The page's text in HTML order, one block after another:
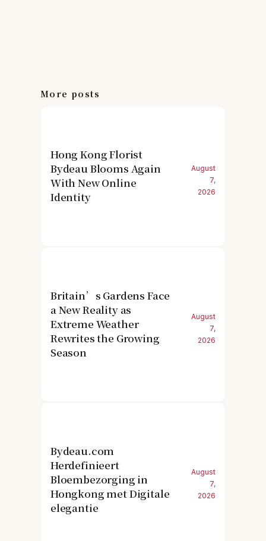
More posts
Hong Kong Florist
Bydeau Blooms Again
With New Online
Identity
August
7,
2026
Britain’s Gardens Face
a New Reality as
Extreme Weather
Rewrites the Growing
Season
August
7,
2026
Bydeau.com
Herdefinieert
Bloembezorging in
Hongkong met Digitale
elegantie
August
7,
2026